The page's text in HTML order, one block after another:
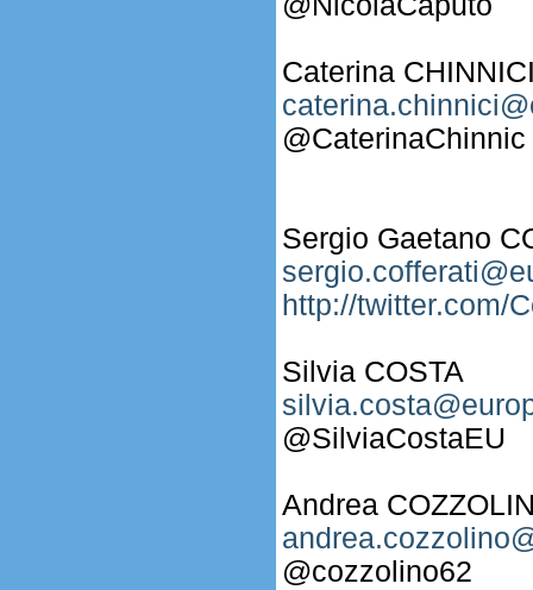
Caterina
@CaterinaChinnic
Sergio Gaetano
http://twitter.com/
Silvia COSTA
@SilviaCostaEU
Andrea
@cozzolino62